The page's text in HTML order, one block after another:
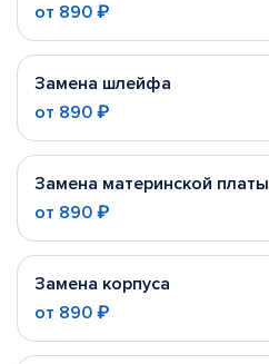
от 890 ₽
Замена шлейфа
от 890 ₽
Замена материнской платы
от 890 ₽
Замена корпуса
от 890 ₽